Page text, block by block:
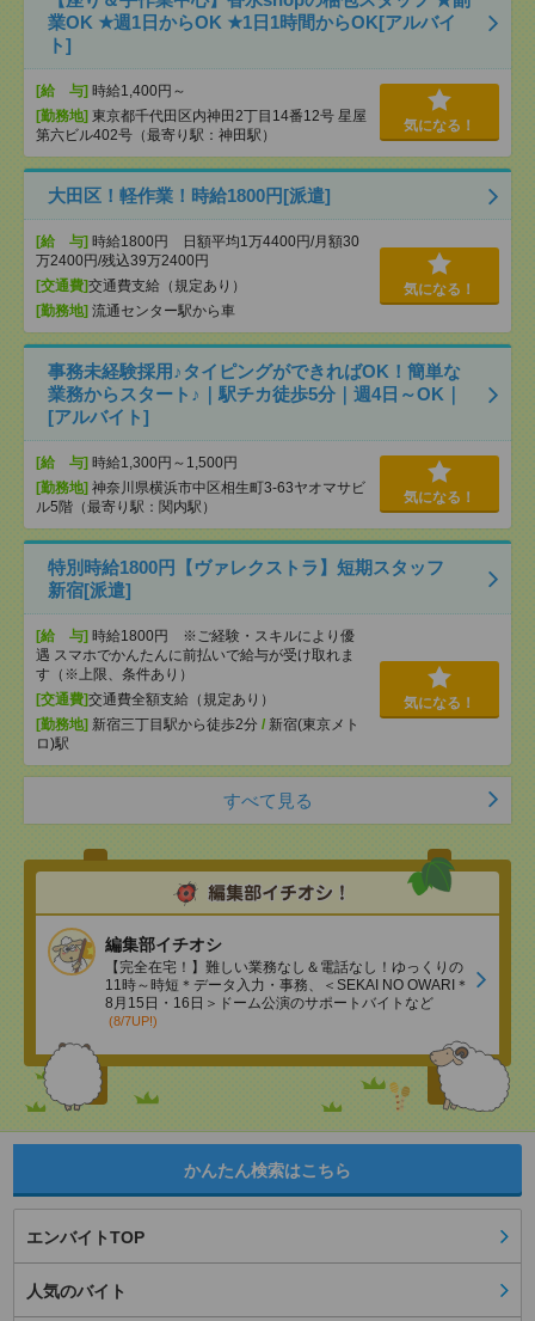
業OK ★週1日からOK ★1日1時間からOK[アルバイ
ト]
[給 与] 時給1,400円～
[勤務地] 東京都千代田区内神田2丁目14番12号 星屋
第六ビル402号（最寄り駅：神田駅）
気になる！
大田区！軽作業！時給1800円[派遣]
[給 与] 時給1800円 日額平均1万4400円/月額30
万2400円/残込39万2400円
[交通費]交通費支給（規定あり）
[勤務地] 流通センター駅から車
気になる！
事務未経験採用♪タイピングができればOK！簡単な
業務からスタート♪｜駅チカ徒歩5分｜週4日～OK｜
[アルバイト]
[給 与] 時給1,300円～1,500円
[勤務地] 神奈川県横浜市中区相生町3-63ヤオマサビ
ル5階（最寄り駅：関内駅）
気になる！
特別時給1800円【ヴァレクストラ】短期スタッフ
新宿[派遣]
[給 与] 時給1800円 ※ご経験・スキルにより優
遇 スマホでかんたんに前払いで給与が受け取れま
す（※上限、条件あり）
[交通費]交通費全額支給（規定あり）
[勤務地] 新宿三丁目駅から徒歩2分 / 新宿(東京メト
ロ)駅
気になる！
すべて見る
編集部イチオシ
【完全在宅！】難しい業務なし＆電話なし！ゆっくりの
11時～時短＊データ入力・事務、＜SEKAI NO OWARI＊
8月15日・16日＞ドーム公演のサポートバイトなど
(8/7UP!)
かんたん検索はこちら
エンバイトTOP
人気のバイト